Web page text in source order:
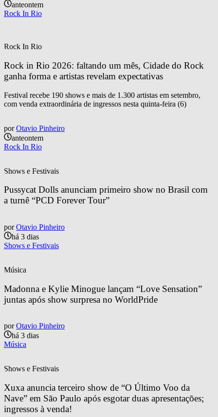
anteontem
Rock In Rio
Rock In Rio
Rock in Rio 2026: faltando um mês, Cidade do Rock
ganha forma e artistas revelam expectativas
Festival recebe 190 shows e mais de 1.300 artistas em setembro,
com venda extraordinária de ingressos nesta quinta-feira (6)
por Otavio Pinheiro
anteontem
Rock In Rio
Shows e Festivais
Pussycat Dolls anunciam primeiro show no Brasil com
a turnê “PCD Forever Tour”
por Otavio Pinheiro
há 3 dias
Shows e Festivais
Música
Madonna e Kylie Minogue lançam “Love Sensation”
juntas após show surpresa no WorldPride
por Otavio Pinheiro
há 3 dias
Música
Shows e Festivais
Xuxa anuncia terceiro show de “O Último Voo da
Nave” em São Paulo após esgotar duas apresentações;
ingressos à venda!